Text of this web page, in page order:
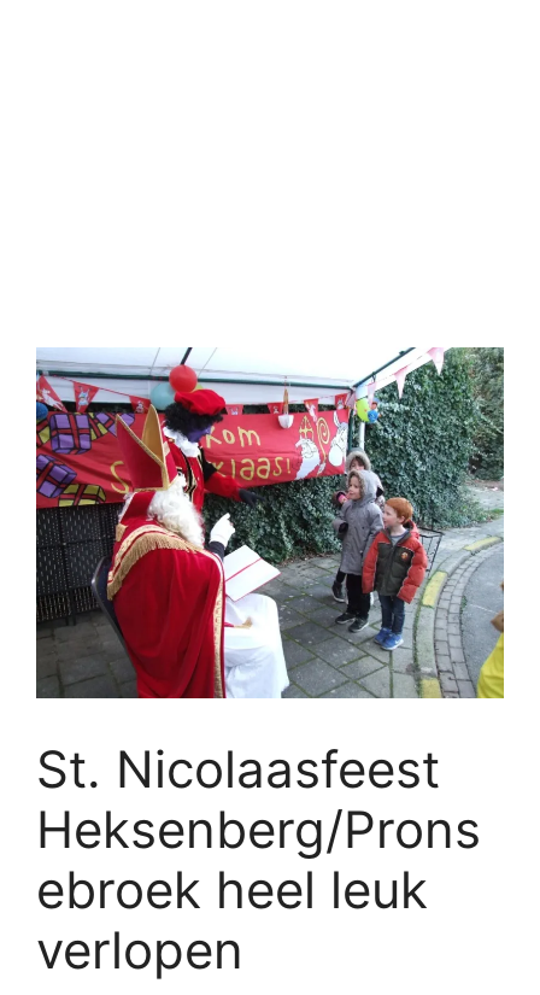
St. Nicolaasfeest
Heksenberg/Prons
ebroek heel leuk
verlopen